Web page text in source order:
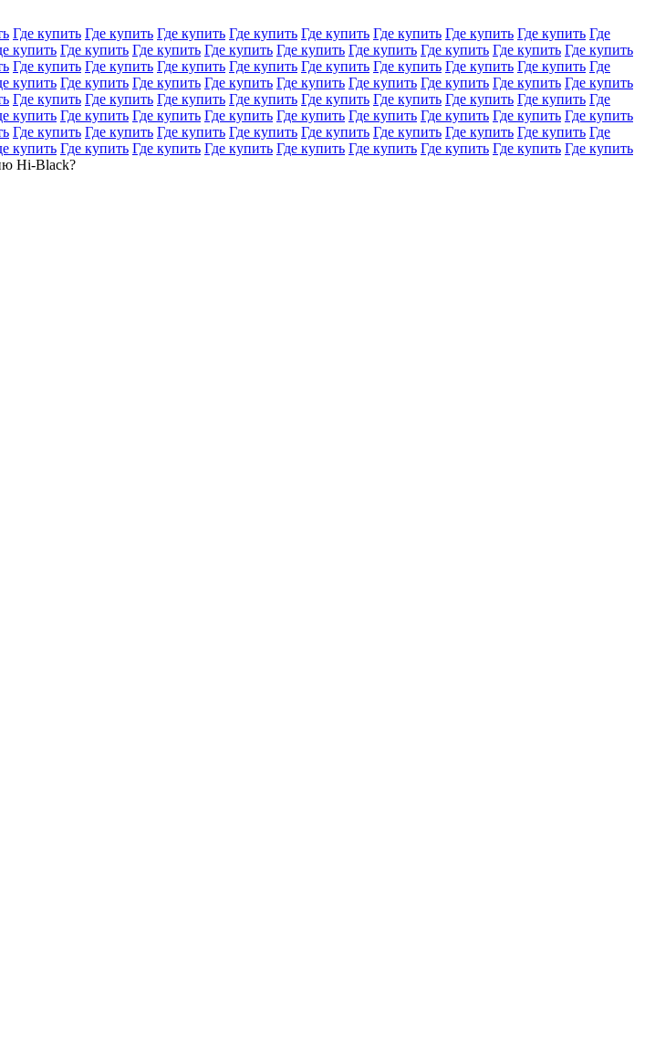
Где купить Где купить Где купить Где купить Где купить Где купить Где купить Где купить Где
купить Где купить Где купить Где купить Где купить Где купить Где купить Где купить Где купить
Где купить Где купить Где купить Где купить Где купить Где купить Где купить Где купить Где
купить Где купить Где купить Где купить Где купить Где купить Где купить Где купить Где купить
Где купить Где купить Где купить Где купить Где купить Где купить Где купить Где купить Где
купить Где купить Где купить Где купить Где купить Где купить Где купить Где купить Где купить
Где купить Где купить Где купить Где купить Где купить Где купить Где купить Где купить Где
купить Где купить Где купить Где купить Где купить Где купить Где купить Где купить Где купить
Hi-Black?